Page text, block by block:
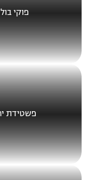
פוקי
פשטידת